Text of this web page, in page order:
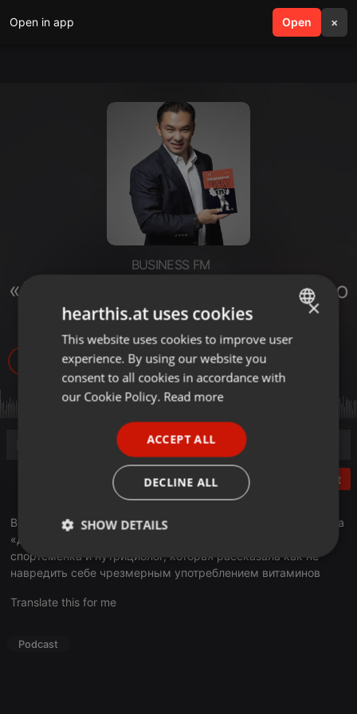
Open in app Open ×
search menu
BUSINESS FM
«Другой ты!»: Аяла Конакбаева о
нутрициологии
383
Post
В очередном выпуске авторской программы Валихана Тена
«Другой ты» побывала Аяла Конакбаева, бизнесвумен,
спортсменка и нутрициолог, которая рассказала как не
навредить себе чрезмерным употреблением витаминов
Translate this for me
Podcast
ENGLISH
GERMAN
×
hearthis.at uses cookies
This website uses cookies to improve user
experience. By using our website you
consent to all cookies in accordance with
our Cookie Policy. Read more
ACCEPT ALL
DECLINE ALL
SHOW DETAILS
Strictly
necessary
Targeting Functionality